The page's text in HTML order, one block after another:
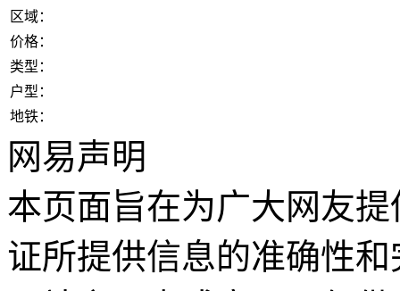
区域：
价格：
类型：
户型：
地铁：
网易声明
本页面旨在为广大网友
证所提供信息的准确性